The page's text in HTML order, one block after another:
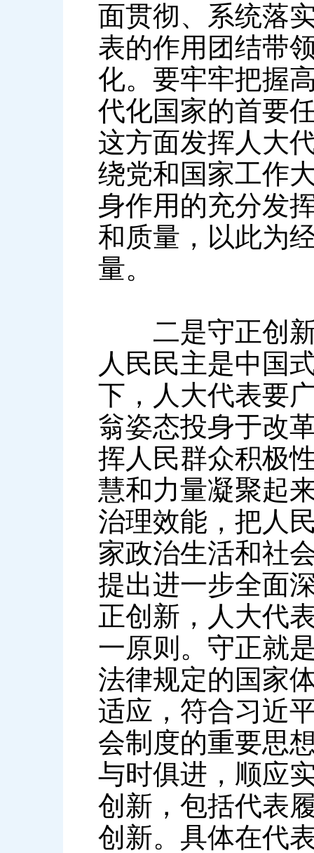
面贯彻、系统落
表的作用团结带
化。要牢牢把握
代化国家的首要
这方面发挥人大
绕党和国家工作
身作用的充分发
和质量，以此为
量。
二是守正创新
人民民主是中国
下，人大代表要
翁姿态投身于改
挥人民群众积极
慧和力量凝聚起
治理效能，把人
家政治生活和社
提出进一步全面
正创新，人大代
一原则。守正就
法律规定的国家
适应，符合习近
会制度的重要思
与时俱进，顺应
创新，包括代表
创新。具体在代